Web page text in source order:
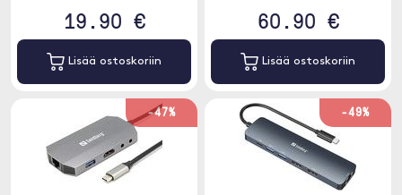
19.90 €
Lisää ostoskoriin
60.90 €
Lisää ostoskoriin
-47% -49%